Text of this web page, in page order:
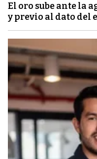
El oro sube ante la
y previo al dato del